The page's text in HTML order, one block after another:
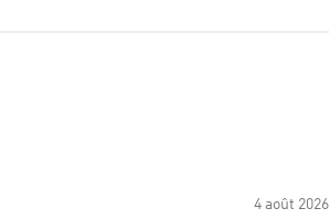
4 août 2026